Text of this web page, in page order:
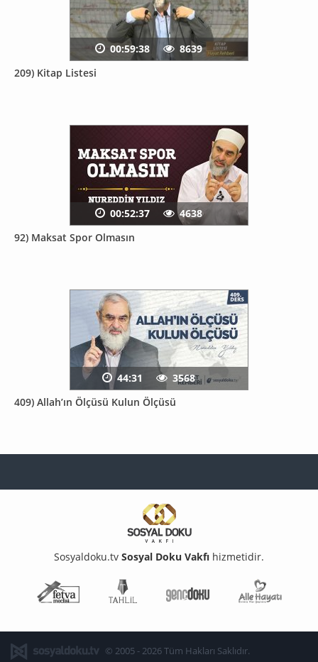
209) Kitap Listesi
00:59:38 8639
92) Maksat Spor Olmasın
00:52:37 4638
409) Allah’ın Ölçüsü Kulun Ölçüsü
44:31 3568
Sosyaldoku.tv Sosyal Doku Vakfı hizmetidir.
Fetva Meclisi
Genç Doku
© 2005 - 2026 Tüm Hakları Saklıdır.